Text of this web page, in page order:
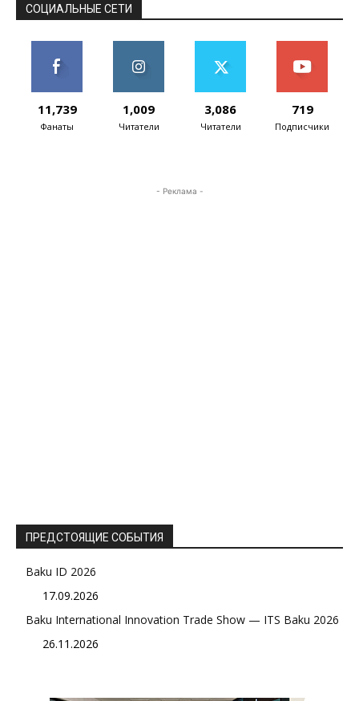
СОЦИАЛЬНЫЕ СЕТИ
11,739
Фанаты
1,009
Читатели
3,086
Читатели
719
Подписчики
- Реклама -
ПРЕДСТОЯЩИЕ СОБЫТИЯ
Baku ID 2026
17.09.2026
Baku International Innovation Trade Show — ITS Baku 2026
26.11.2026